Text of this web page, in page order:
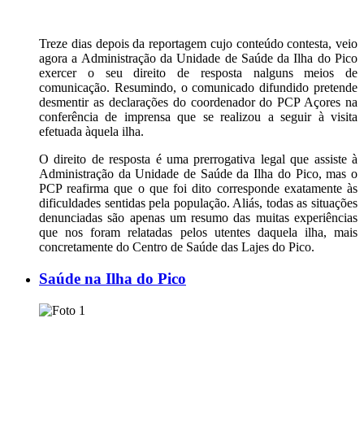
Treze dias depois da reportagem cujo conteúdo contesta, veio
agora a Administração da Unidade de Saúde da Ilha do Pico
exercer o seu direito de resposta nalguns meios de
comunicação. Resumindo, o comunicado difundido pretende
desmentir as declarações do coordenador do PCP Açores na
conferência de imprensa que se realizou a seguir à visita
efetuada àquela ilha.
O direito de resposta é uma prerrogativa legal que assiste à
Administração da Unidade de Saúde da Ilha do Pico, mas o
PCP reafirma que o que foi dito corresponde exatamente às
dificuldades sentidas pela população. Aliás, todas as situações
denunciadas são apenas um resumo das muitas experiências
que nos foram relatadas pelos utentes daquela ilha, mais
concretamente do Centro de Saúde das Lajes do Pico.
Saúde na Ilha do Pico